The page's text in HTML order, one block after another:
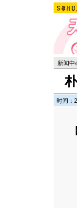
新闻中
时间：